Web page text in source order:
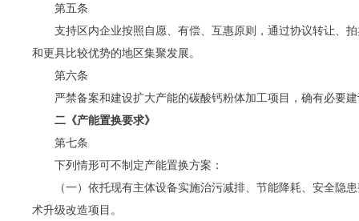
第五条
支持区内企业按照自愿、有偿、互惠原则，通过协议转让、
和更具比较优势的地区集聚发展。
第六条
严禁备案和建设扩大产能的碳酸钙粉体加工项目，确有必要
二《产能置换要求》
第七条
下列情形可不制定产能置换方案：
（一）依托现有主体设备实施治污减排、节能降耗、安全隐
术升级改造项目。